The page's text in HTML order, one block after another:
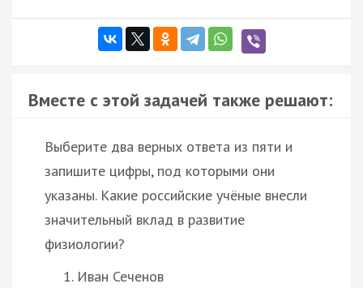
Вместе с этой задачей также решают:
Выберите два верных ответа из пяти и
запишите цифры, под которыми они
указаны. Какие российские учёные внесли
значительный вклад в развитие
физиологии?
Иван Сеченов